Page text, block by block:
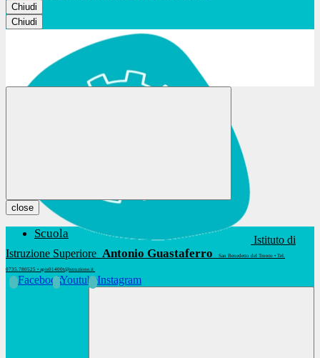
Chiudi
Chiudi
Istituto di
Istruzione Superiore Antonio Guastaferro San Benedetto del Tronto • Tel.
0735.780525 • apis01400t@istruzione.it
FacebookYoutubeInstagram
close
Scuola